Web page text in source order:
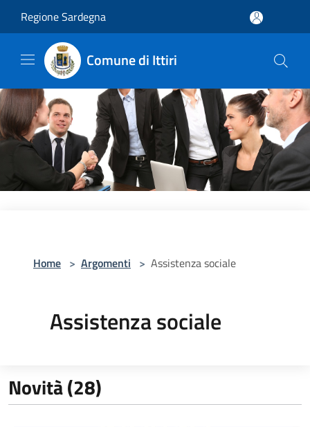
Regione Sardegna
Comune di Ittiri
Home > Argomenti > Assistenza sociale
Assistenza sociale
Novità (28)